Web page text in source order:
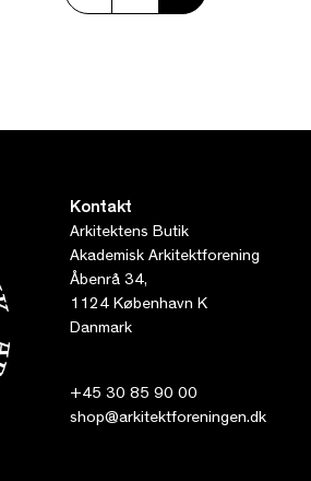
Kontakt
Arkitektens Butik
Akademisk Arkitektforening
Åbenrå 34,
1124 København K
Danmark
+45 30 85 90 00
shop@arkitektforeningen.dk